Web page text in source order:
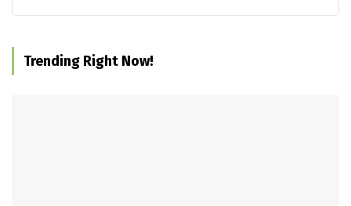
Trending Right Now!